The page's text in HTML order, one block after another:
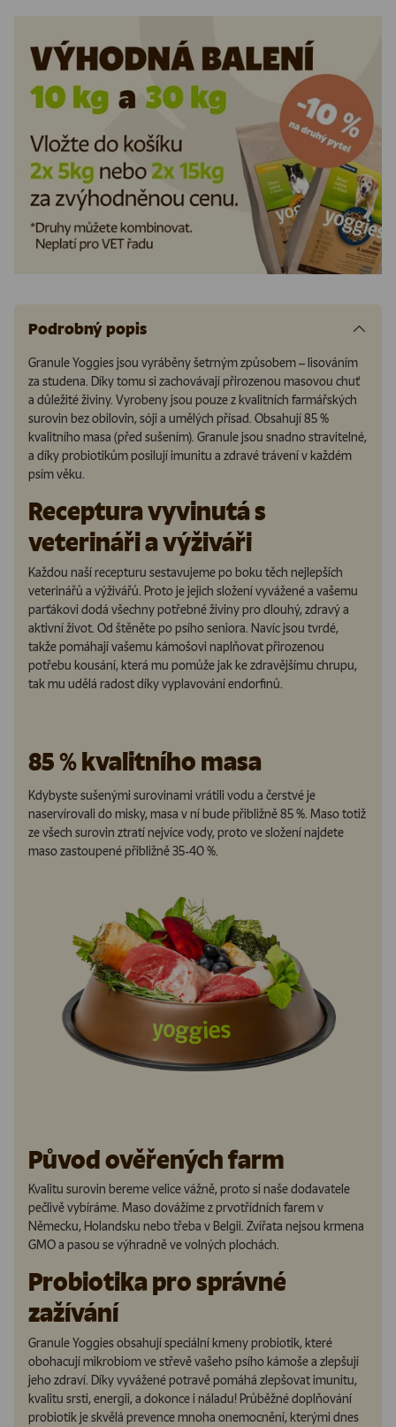
Podrobný popis
Granule Yoggies jsou vyráběny šetrným způsobem – lisováním
za studena. Díky tomu si zachovávají přirozenou masovou chuť
a důležité živiny. Vyrobeny jsou pouze z kvalitních farmářských
surovin bez obilovin, sóji a umělých přísad. Obsahují 85 %
kvalitního masa (před sušením). Granule jsou snadno stravitelné,
a díky probiotikům posilují imunitu a zdravé trávení v každém
psím věku.
Receptura vyvinutá s
veterináři a výživáři
Každou naší recepturu sestavujeme po boku těch nejlepších
veterinářů a výživářů. Proto je jejich složení vyvážené a vašemu
parťákovi dodá všechny potřebné živiny pro dlouhý, zdravý a
aktivní život. Od štěněte po psího seniora. Navíc jsou tvrdé,
takže pomáhají vašemu kámošovi naplňovat přirozenou
potřebu kousání, která mu pomůže jak ke zdravějšímu chrupu,
tak mu udělá radost díky vyplavování endorfinů.
85 % kvalitního masa
Kdybyste sušenými surovinami vrátili vodu a čerstvé je
naservírovali do misky, masa v ní bude přibližně 85 %. Maso totiž
ze všech surovin ztratí nejvíce vody, proto ve složení najdete
maso zastoupené přibližně 35-40 %.
Původ ověřenýchfarm
Kvalitu surovin bereme velice vážně, proto si naše dodavatele
pečlivě vybíráme. Maso dovážíme z prvotřídních farem v
Německu, Holandsku nebo třeba v Belgii. Zvířata nejsou krmena
GMO a pasou se výhradně ve volných plochách.
Probiotika pro správné
zažívání
Granule Yoggies obsahují speciální kmeny probiotik, které
obohacují mikrobiom ve střevě vašeho psího kámoše a zlepšují
jeho zdraví. Díky vyvážené potravě pomáhá zlepšovat imunitu,
kvalitu srsti, energii, a dokonce i náladu! Průběžné doplňování
probiotik je skvělá prevence mnoha onemocnění, kterými dnes